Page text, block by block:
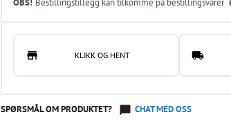
OBS! Bestillingstillegg kan tilkomme på bestillingsvarer
KLIKK OG HENT
SPØRSMÅL OM PRODUKTET?
CHAT MED OSS